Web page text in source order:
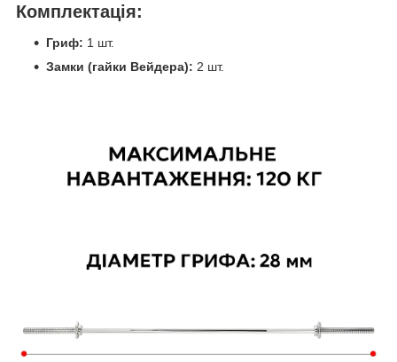
Комплектація:
Гриф: 1 шт.
Замки (гайки Вейдера): 2 шт.